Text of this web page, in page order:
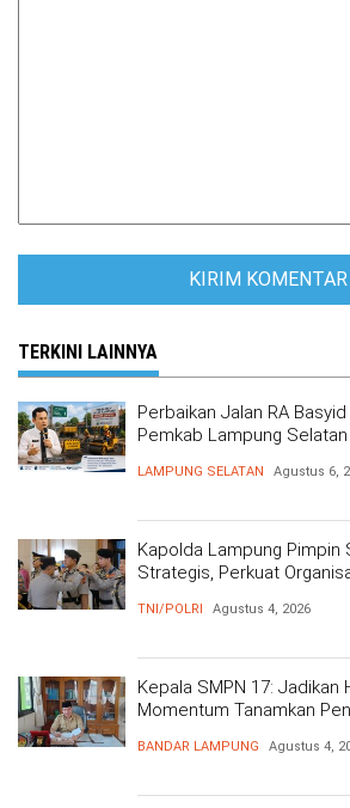
TERKINI LAINNYA
Perbaikan Jalan RA
Pemkab Lampung
LAMPUNG SELATAN Agustus 6,
Kapolda Lampung Pimpin
Strategis, Perkuat
TNI/POLRI Agustus 4, 2026
Kepala SMPN 17: Jadikan
Momentum Tanamkan
BANDAR LAMPUNG Agustus 4,